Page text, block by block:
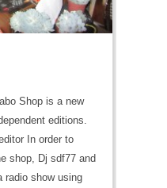
Shop is a new
editions.
In order to
shop, Dj sdf77 and
radio show using